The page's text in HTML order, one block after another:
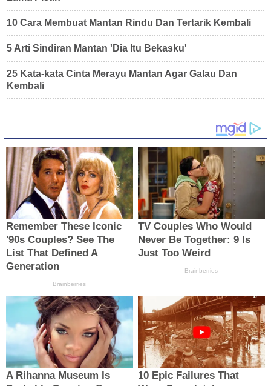
10 Cara Membuat Mantan Rindu Dan Tertarik Kembali
5 Arti Sindiran Mantan 'Dia Itu Bekasku'
25 Kata-kata Cinta Merayu Mantan Agar Galau Dan
Kembali